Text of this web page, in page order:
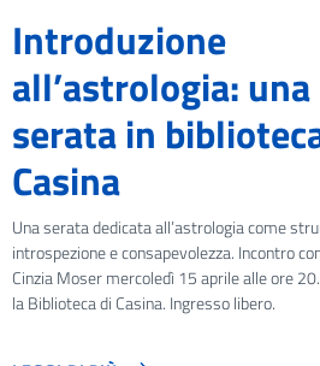
Introduzione
all’astrologia: una
serata in
Casina
Una serata dedicata all’astrologia come
introspezione e consapevolezza. Incontro
Cinzia Moser mercoledì 15 aprile alle ore
la Biblioteca di Casina. Ingresso libero.